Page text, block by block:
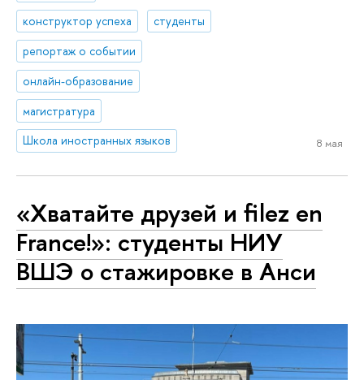
конструктор успеха
студенты
репортаж о событии
онлайн-образование
магистратура
Школа иностранных языков
8 мая
«Хватайте друзей и filez en
France!»: студенты НИУ
ВШЭ о стажировке в Анси